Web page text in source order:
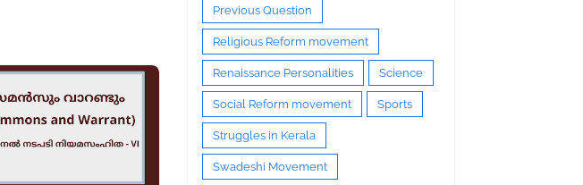
Previous Question
Religious Reform movement
Renaissance Personalities Science
Social Reform movement Sports
Struggles in Kerala
Swadeshi Movement